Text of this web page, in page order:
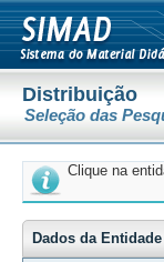
Distribuição
Seleção das
Clique na
Dados da Entidade